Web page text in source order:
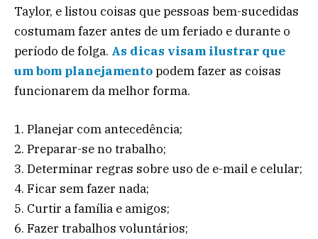
Taylor, e listou coisas que pessoas bem-sucedidas
costumam fazer antes de um feriado e durante o
período de folga. As dicas visam ilustrar que
um bom planejamentopodem fazer as coisas
funcionarem da melhor forma.
1. Planejar com antecedência;
2. Preparar-se no trabalho;
3. Determinar regras sobre uso de e-mail e celular;
4. Ficar sem fazer nada;
5. Curtir a família e amigos;
6. Fazer trabalhos voluntários;